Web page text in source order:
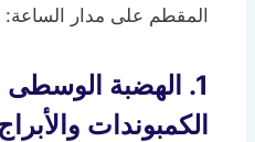
المقطم على مدار الساعة:
1. الهضبة
الكمبوندات